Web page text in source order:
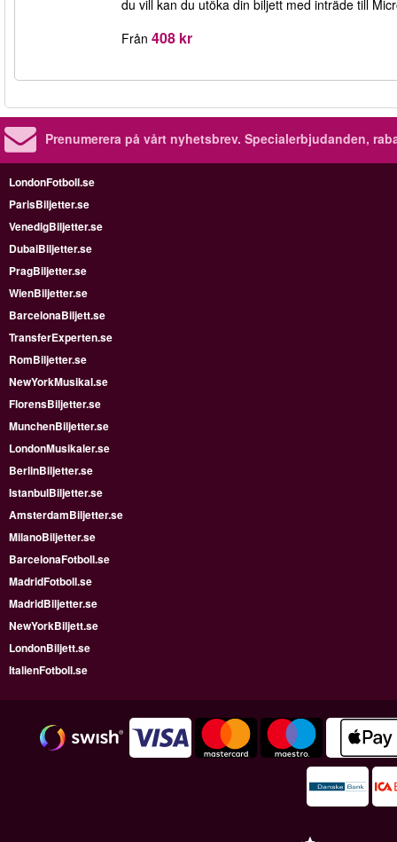
du vill kan du utöka din biljett med inträde till
Från 408 kr
Prenumerera på vårt nyhetsbrev. Specialerbjudanden,
LondonFotboll.se
ParisBiljetter.se
VenedigBiljetter.se
DubaiBiljetter.se
PragBiljetter.se
WienBiljetter.se
BarcelonaBiljett.se
TransferExperten.se
RomBiljetter.se
NewYorkMusikal.se
FlorensBiljetter.se
MunchenBiljetter.se
LondonMusikaler.se
BerlinBiljetter.se
IstanbulBiljetter.se
AmsterdamBiljetter.se
MilanoBiljetter.se
BarcelonaFotboll.se
MadridFotboll.se
MadridBiljetter.se
NewYorkBiljett.se
LondonBiljett.se
ItalienFotboll.se